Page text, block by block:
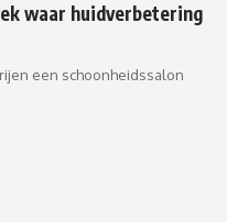
waar huidverbetering
een schoonheidssalon